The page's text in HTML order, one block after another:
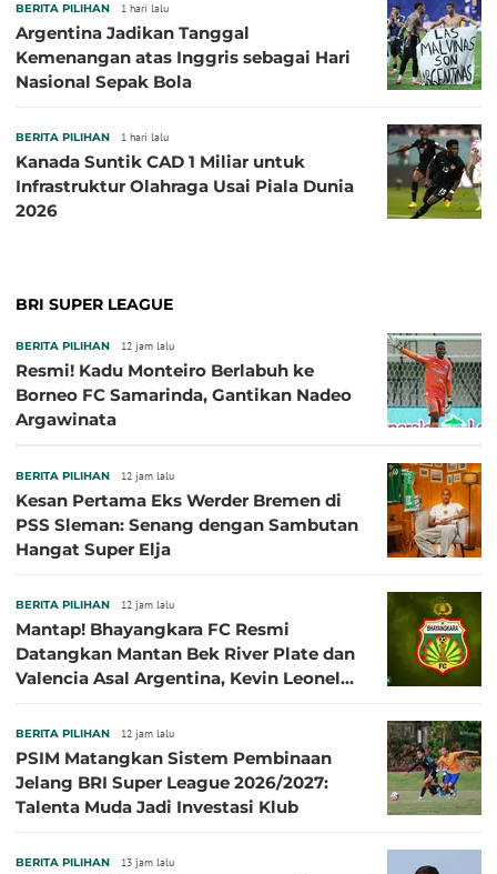
BERITA PILIHAN 1 hari lalu
Argentina Jadikan Tanggal
Kemenangan atas Inggris sebagai Hari
Nasional Sepak Bola
BERITA PILIHAN 1 hari lalu
Kanada Suntik CAD 1 Miliar untuk
Infrastruktur Olahraga Usai Piala Dunia
2026
BRI SUPER LEAGUE
BERITA PILIHAN 12 jam lalu
Resmi! Kadu Monteiro Berlabuh ke
Borneo FC Samarinda, Gantikan Nadeo
Argawinata
BERITA PILIHAN 12 jam lalu
Kesan Pertama Eks Werder Bremen di
PSS Sleman: Senang dengan Sambutan
Hangat Super Elja
BERITA PILIHAN 12 jam lalu
Mantap! Bhayangkara FC Resmi
Datangkan Mantan Bek River Plate dan
Valencia Asal Argentina, Kevin Leonel
BERITA PILIHAN 12 jam lalu
PSIM Matangkan Sistem Pembinaan
Jelang BRI Super League 2026/2027:
Talenta Muda Jadi Investasi Klub
BERITA PILIHAN 13 jam lalu